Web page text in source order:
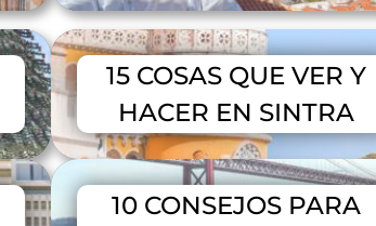
15 COSAS QUE VER Y
HACER EN SINTRA
10 CONSEJOS PARA